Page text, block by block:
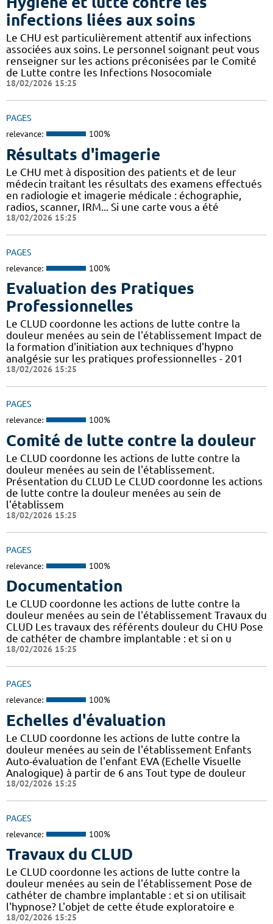
infections liées aux soins
Le CHU est particulièrement attentif aux infections
associées aux soins. Le personnel soignant peut vous
renseigner sur les actions préconisées par le Comité
de Lutte contre les Infections Nosocomiale
18/02/2026 15:25
PAGES
relevance: 100%
Résultats d'imagerie
Le CHU met à disposition des patients et de leur
médecin traitant les résultats des examens effectués
en radiologie et imagerie médicale : échographie,
radios, scanner, IRM... Si une carte vous a été
18/02/2026 15:25
PAGES
relevance: 100%
Evaluation des Pratiques
Professionnelles
Le CLUD coordonne les actions de lutte contre la
douleur menées au sein de l'établissement Impact de
la formation d'initiation aux techniques d'hypno
analgésie sur les pratiques professionnelles - 201
18/02/2026 15:25
PAGES
relevance: 100%
Comité de lutte contre la douleur
Le CLUD coordonne les actions de lutte contre la
douleur menées au sein de l'établissement.
Présentation du CLUD Le CLUD coordonne les actions
de lutte contre la douleur menées au sein de
l'établissem
18/02/2026 15:25
PAGES
relevance: 100%
Documentation
Le CLUD coordonne les actions de lutte contre la
douleur menées au sein de l'établissement Travaux du
CLUD Les travaux des référents douleur du CHU Pose
de cathéter de chambre implantable : et si on u
18/02/2026 15:25
PAGES
relevance: 100%
Echelles d'évaluation
Le CLUD coordonne les actions de lutte contre la
douleur menées au sein de l'établissement Enfants
Auto-évaluation de l'enfant EVA (Echelle Visuelle
Analogique) à partir de 6 ans Tout type de douleur
18/02/2026 15:25
PAGES
relevance: 100%
Travaux du CLUD
Le CLUD coordonne les actions de lutte contre la
douleur menées au sein de l'établissement Pose de
cathéter de chambre implantable : et si on utilisait
l'hypnose? L'objet de cette étude exploratoire e
18/02/2026 15:25